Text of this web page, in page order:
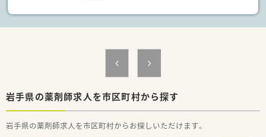
岩手県の薬剤師求人を市区町村から探す
岩手県の薬剤師求人を市区町村からお探しいただけます。